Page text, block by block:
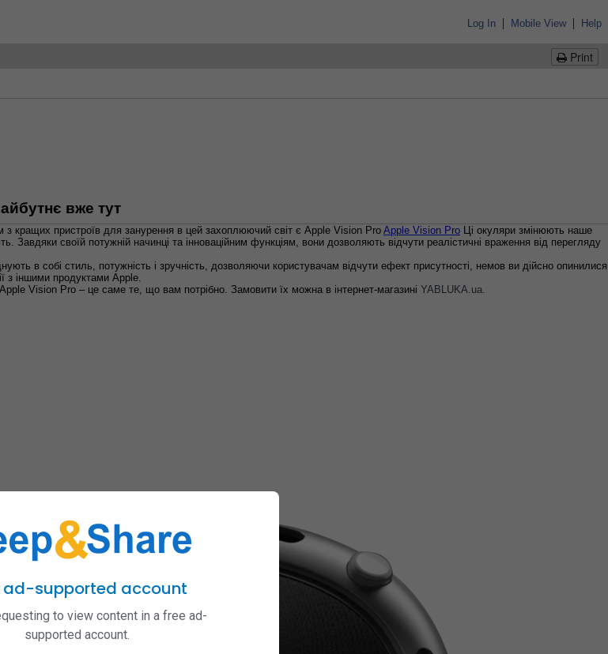
Log In | Mobile View | Help
Print
вже тут
з кращих пристроїв для занурення в цей захоплюючий світ є Apple Vision ProApple Vision Pro Ці окуляри змінюють наше
Завдяки своїй потужній начинці та інноваційним функціям, вони дозволяють відчути реалістичні враження від перегляду
в собі стиль, потужність і зручність, дозволяючи користувачам відчути ефект присутності, немов ви дійсно опинилися
з іншими продуктами Apple.
Vision Pro – це саме те, що вам потрібно. Замовити їх можна в інтернет-магазині YABLUKA.ua.
ad-supported account
to view content in a free ad-
supported account.